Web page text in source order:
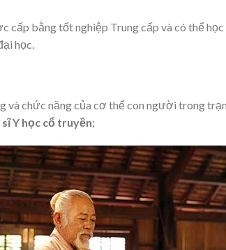
cấp bằng tốt nghiệp Trung cấp và có thể học
học.
và chức năng của cơ thể con người trong
Y học cổ truyền;